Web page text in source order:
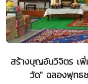
สร้างบุญอันวิจิตร เ
วัด" ฉลองพุทธ